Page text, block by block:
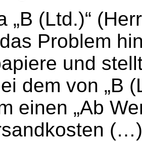
„B (Ltd.)“
Problem
und
dem von „B
einen „Ab